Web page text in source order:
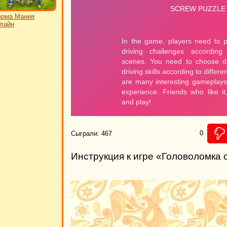
Мания
Сыграли: 467 0
Инструкция к игре «Головоломка